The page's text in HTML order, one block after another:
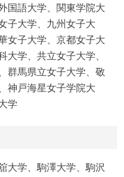
国語大学、関東学院大
子大学、九州女子大
女子大学、京都女子大
大学、共立女子大学、
群馬県立女子大学、敬
神戸海星女子学院大
学
大学、駒澤大学、駒沢